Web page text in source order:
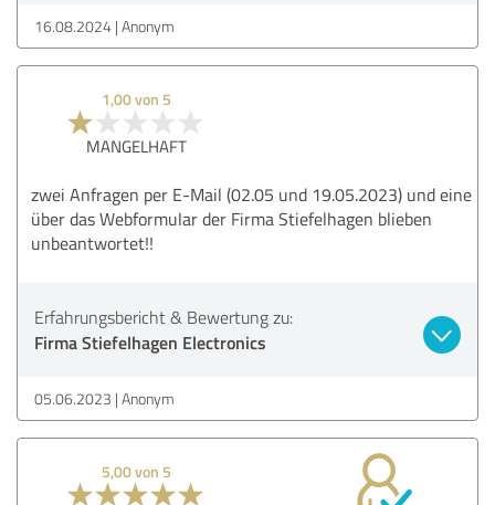
16.08.2024 Anonym
1,00 von 5
MANGELHAFT
zwei Anfragen per E-Mail (02.05 und 19.05.2023) und eine
über das Webformular der Firma Stiefelhagen blieben
unbeantwortet!!
Erfahrungsbericht & Bewertung zu:
Firma Stiefelhagen Electronics
05.06.2023 Anonym
5,00 von 5